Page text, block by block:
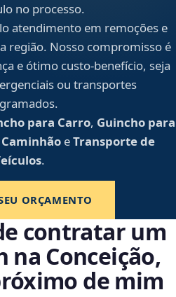
no processo.
atendimento em remoções e
região. Nosso compromisso é
e ótimo custo-benefício, seja
ou transportes
para Carro, Guincho para
eTransporte de
.
ORÇAMENTO
contratar um
na Conceição,
de mim